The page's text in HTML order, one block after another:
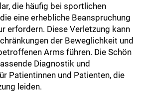
die häufig bei sportlichen
eine erhebliche Beanspruchung
erfordern. Diese Verletzung kann
der Beweglichkeit und
Arms führen. Die Schön
Diagnostik und
Patientinnen und Patienten, die
leiden.